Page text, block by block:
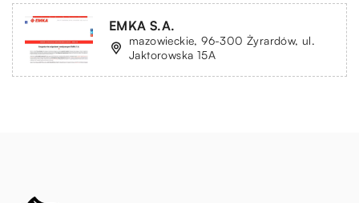
EMKA S.A.
mazowieckie, 96-300 Żyrardów, ul.
Jaktorowska 15A